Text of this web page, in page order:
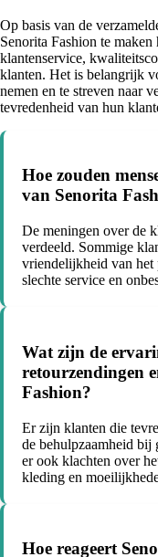
Op basis van de
Senorita Fashion te
klantenservice,
klanten. Het is belangrijk
nemen en te streven naar
tevredenheid van hun
Hoe zouden
van Senorita
De meningen over de
verdeeld. Sommige
vriendelijkheid van het
slechte service en
Wat zijn de
retourzendingen
Fashion?
Er zijn klanten die
de behulpzaamheid bij
er ook klachten over
kleding en
Hoe reageert